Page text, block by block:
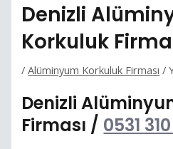
Denizli
Korkuluk
/Alüminyum Korkuluk Firması /
Denizli
Firması / 0531